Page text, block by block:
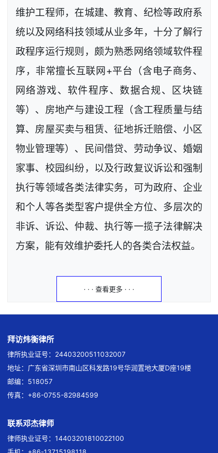
维护工程师，在城建、教育、纪检等政府系
统以及网络科技领域从业多年，十分了解行
政程序运行规则，颇为熟悉网络领域软件程
序，非常擅长互联网+平台（含电子商务、
网络游戏、软件程序、数据合规、区块链
等）、房地产与建设工程（含工程质量与结
算、房屋买卖与租赁、征地拆迁赔偿、小区
物业管理等）、民间借贷、劳动争议、婚姻
家事、校园纠纷，以及行政复议诉讼和强制
执行等领域各类法律实务，可为政府、企业
和个人等各类型客户提供全方位、多层次的
非诉、诉讼、仲裁、执行等一揽子法律解决
方案，能有效维护委托人的各类合法权益。
· · · 查看更多 · · ·
拜访炜衡律所
律所执业证号：24403200511032007
地址：广东省深圳市南山区科发路19号华润置地大厦D座19楼
邮编：518057
传真：+86-0755-82984599
联系邓杰律师
律师执业证号：14403201810022100